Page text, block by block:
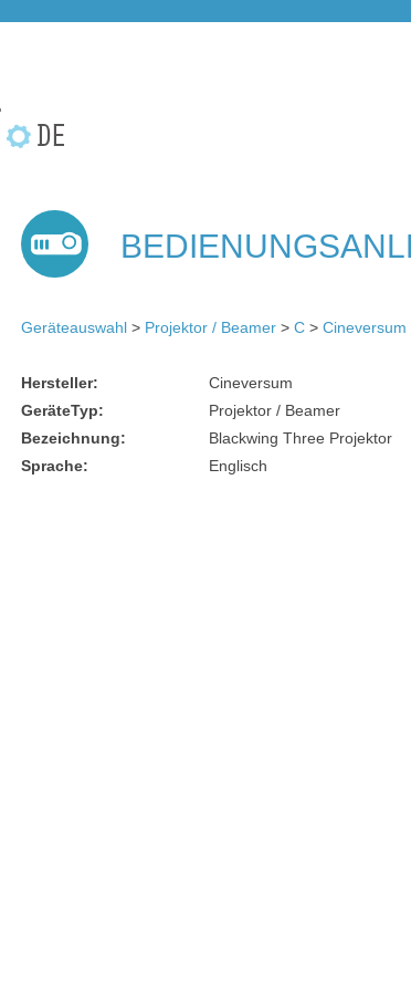
Geräteauswahl > Projektor / Beamer > C > Cineversum
Hersteller:
Cineversum
GeräteTyp:
Projektor / Beamer
Bezeichnung:
Blackwing Three Projektor
Sprache:
Englisch